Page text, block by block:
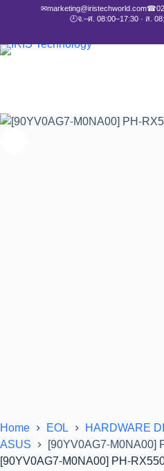
✉marketing@iristechworld.com☎
🕘จ.–ศ. 08:00–17:30 · ส.
Home EOL HARDWARE
ASUS
[90YV0AG7-M0NA00]
[90YV0AG7-M0NA00] PH-